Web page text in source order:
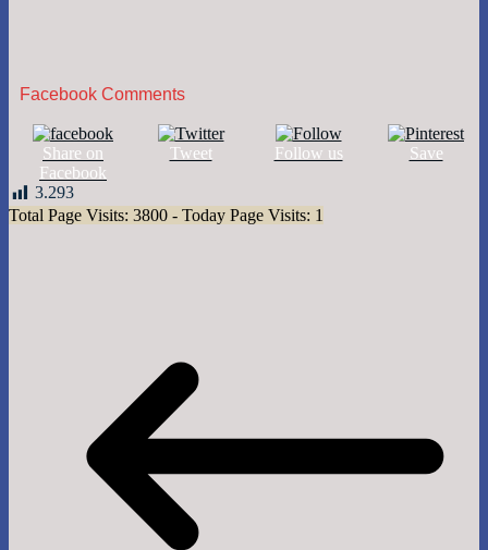
Facebook Comments
Share on
Facebook
Tweet Follow us Save
3.293
Total Page Visits: 3800 - Today Page Visits: 1